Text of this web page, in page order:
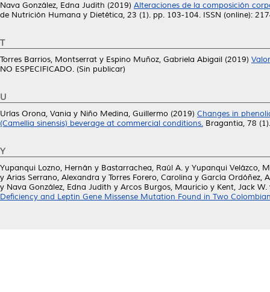
Nava González, Edna Judith (2019) Alteraciones de la composición
de Nutrición Humana y Dietética, 23 (1). pp. 103-104. ISSN (online):
T
Torres Barrios, Montserrat y Espino Muñoz, Gabriela Abigail (2019)
NO ESPECIFICADO. (Sin publicar)
U
Urías Orona, Vania y Niño Medina, Guillermo (2019) Changes in
(Camellia sinensis) beverage at commercial conditions. Bragantia, 78
Y
Yupanqui Lozno, Hernán y Bastarrachea, Raúl A. y Yupanqui Velázco,
y Arias Serrano, Alexandra y Torres Forero, Carolina y García Ordóñez,
y Nava González, Edna Judith y Arcos Burgos, Mauricio y Kent, Jack W.
Deficiency and Leptin Gene Missense Mutation Found in Two